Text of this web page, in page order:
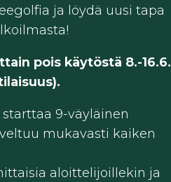
ja löydä uusi tapa
pois käytöstä 8.-16.6.
9-väyläinen
mukavasti kaiken
aloittelijoillekin ja